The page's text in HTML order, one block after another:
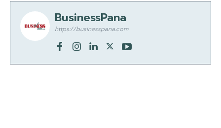
BusinessPana
https://businesspana.com